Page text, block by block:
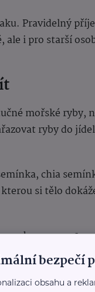
Pravidelný
i pro starší
mořské ryby,
ryby do
chia
si tělo
nebo omega-3
které konzumují
dávkování.
bezpečí
obsahu a